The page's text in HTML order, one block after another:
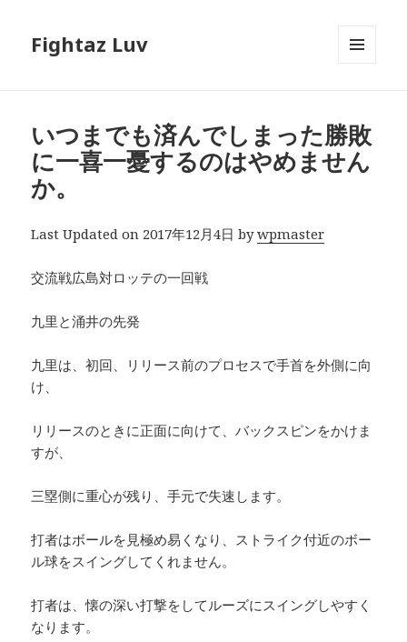
Fightaz Luv
ット
いつまでも済んでしまった勝敗
に一喜一憂するのはやめません
か。
Last Updated on 2017年12月4日 bywpmaster
交流戦広島対ロッテの一回戦
九里と涌井の先発
九里は、初回、リリース前のプロセスで手首を外側に向
け、
リリースのときに正面に向けて、バックスピンをかけま
すが、
三塁側に重心が残り、手元で失速します。
打者はボールを見極め易くなり、ストライク付近のボー
ル球をスイングしてくれません。
打者は、懐の深い打撃をしてルーズにスイングしやすく
なります。